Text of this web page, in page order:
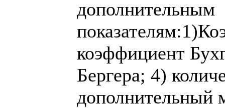
дополнительным
коэффициент
Бергера; 4)
дополнительный